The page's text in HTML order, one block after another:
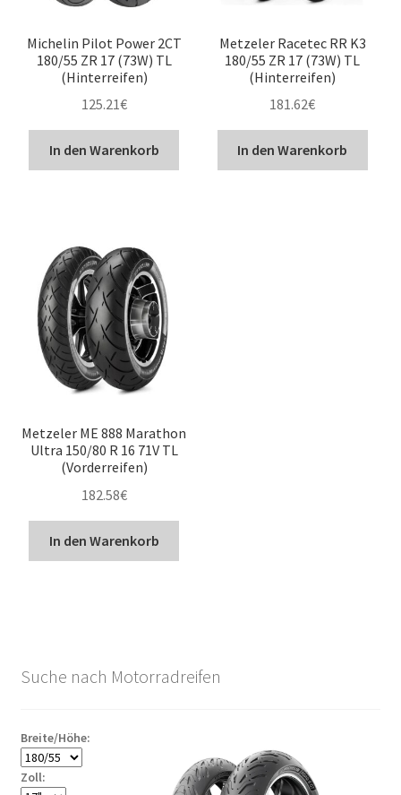
Michelin Pilot Power 2CT
180/55 ZR 17 (73W) TL
(Hinterreifen)
125.21€
In den Warenkorb
Metzeler Racetec RR K3
180/55 ZR 17 (73W) TL
(Hinterreifen)
181.62€
In den Warenkorb
Metzeler ME 888 Marathon
Ultra 150/80 R 16 71V TL
(Vorderreifen)
182.58€
In den Warenkorb
Suche nach Motorradreifen
Breite/Höhe:
Zoll: